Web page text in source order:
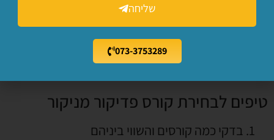
ובוגרות הקורס מקבלות תעודת הסמכה לעיסוק
טיפים לבחירת קורס פדיקור מניקור
בדקי כמה קורסים והשווי ביניהם
שליחה
073-3753289